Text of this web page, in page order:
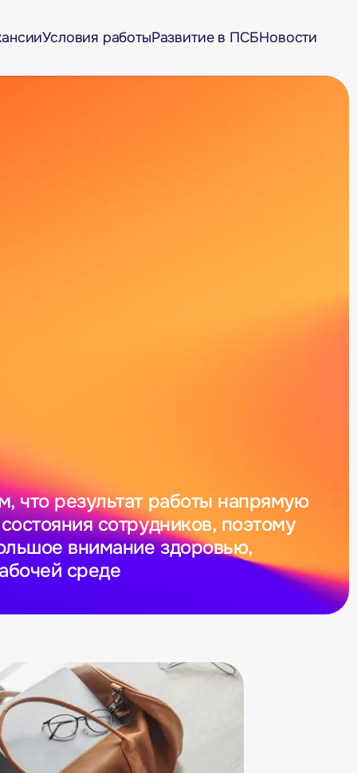
Условия работыРазвитие в ПСБНовости
что результат работы напрямую
сотрудников, поэтому
внимание здоровью,
среде